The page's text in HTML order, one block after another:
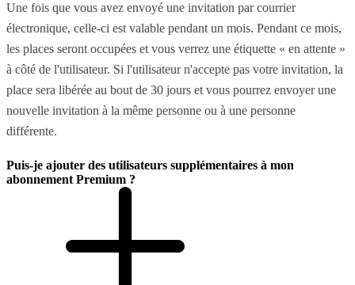
Une fois que vous avez envoyé une invitation par courrier
électronique, celle-ci est valable pendant un mois. Pendant ce mois,
les places seront occupées et vous verrez une étiquette « en attente »
à côté de l'utilisateur. Si l'utilisateur n'accepte pas votre invitation, la
place sera libérée au bout de 30 jours et vous pourrez envoyer une
nouvelle invitation à la même personne ou à une personne
différente.
Puis-je ajouter des utilisateurs supplémentaires à mon
abonnement Premium ?